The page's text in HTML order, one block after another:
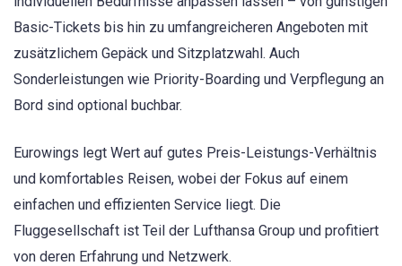
Basic-Tickets bis hin zu umfangreicheren Angeboten mit
zusätzlichem Gepäck und Sitzplatzwahl. Auch
Sonderleistungen wie Priority-Boarding und Verpflegung an
Bord sind optional buchbar.
Eurowings legt Wert auf gutes Preis-Leistungs-Verhältnis
und komfortables Reisen, wobei der Fokus auf einem
einfachen und effizienten Service liegt. Die
Fluggesellschaft ist Teil der Lufthansa Group und profitiert
von deren Erfahrung und Netzwerk.